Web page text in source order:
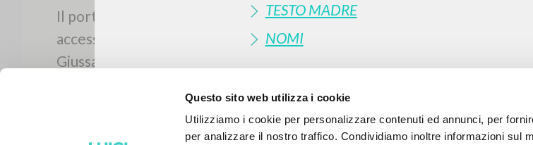
Questo sito web utilizza i cookie
Utilizziamo i cookie per personalizzare contenuti ed annunci, per
per analizzare il nostro traffico. Condividiamo inoltre informazioni sul
TESTO MADRE
NOMI
RISULTATI SUCCESSIVI